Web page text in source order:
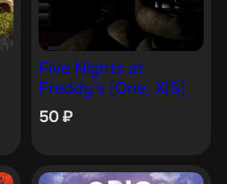
Five Nights at
Freddy’s [One, X|S]
50₽